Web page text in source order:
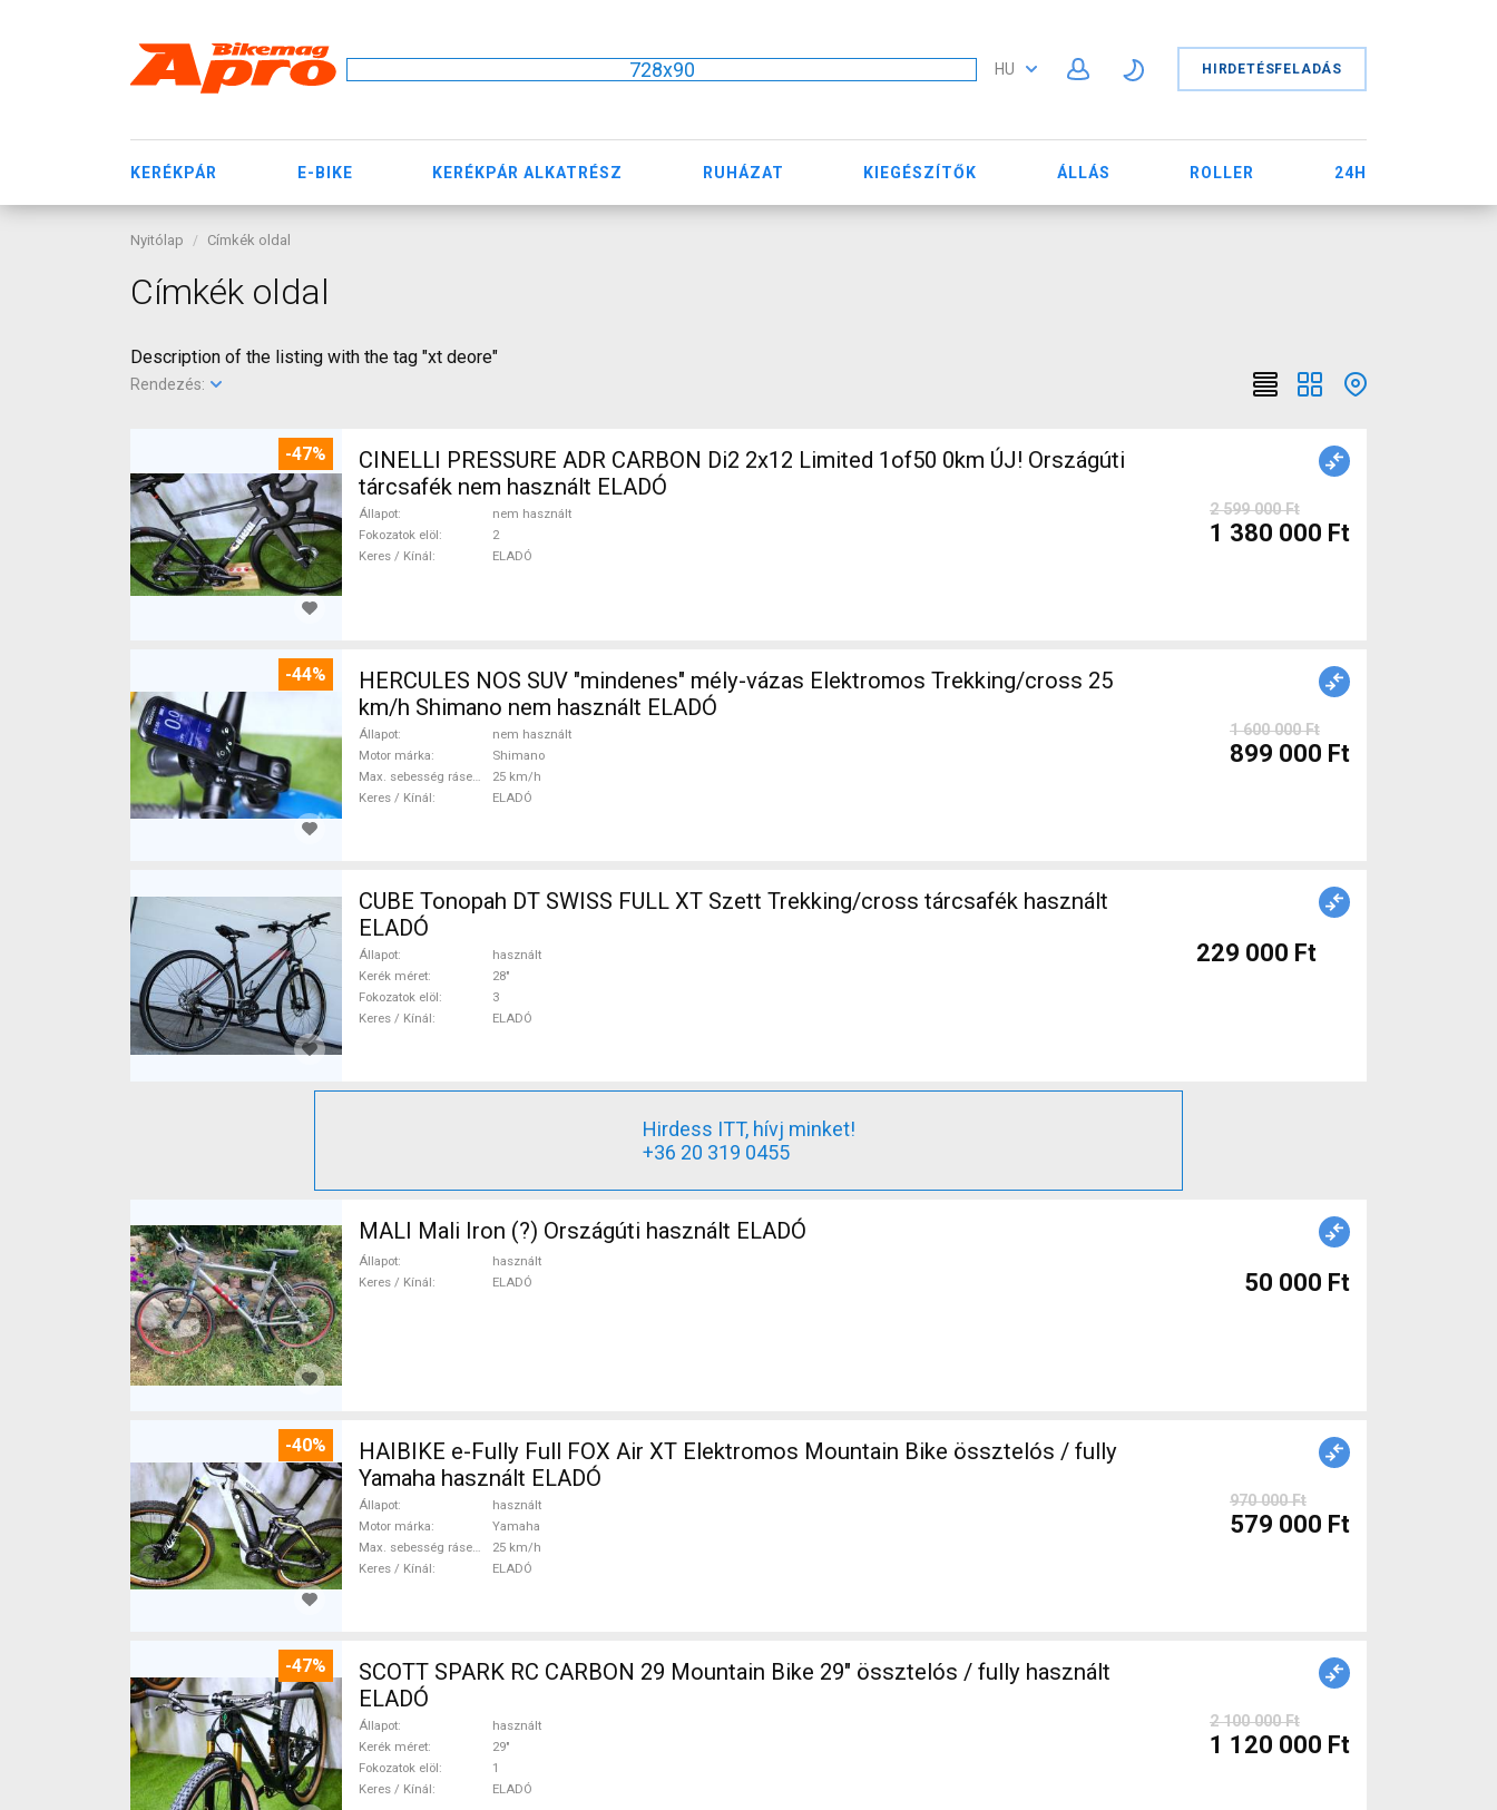
728x90 HU HIRDETÉSFELADÁS
KERÉKPÁR E-BIKE KERÉKPÁR ALKATRÉSZ RUHÁZAT KIEGÉSZÍTŐK ÁLLÁS ROLLER 24H
Nyitólap Címkék oldal
Címkék oldal
Description of the listing with the tag "xt deore"
Rendezés:
-47%
CINELLI PRESSURE ADR CARBON Di2 2x12 Limited 1of50 0km ÚJ! Országúti
tárcsafék nem használt ELADÓ
Állapot
nem használt
Fokozatok elöl
2
Keres / Kínál
ELADÓ
2 599 000 Ft
1 380 000 Ft
-44%
HERCULES NOS SUV "mindenes" mély-vázas Elektromos Trekking/cross 25
km/h Shimano nem használt ELADÓ
Állapot
nem használt
Motor márka
Shimano
Max. sebesség rásegítéssel
25 km/h
Keres / Kínál
ELADÓ
1 600 000 Ft
899 000 Ft
CUBE Tonopah DT SWISS FULL XT Szett Trekking/cross tárcsafék használt
ELADÓ
Állapot
használt
Kerék méret
28"
Fokozatok elöl
3
Keres / Kínál
ELADÓ
229 000 Ft
Hirdess ITT, hívj minket!
+36 20 319 0455
MALI Mali Iron (?) Országúti használt ELADÓ
Állapot
használt
Keres / Kínál
ELADÓ 50 000 Ft
-40%
HAIBIKE e-Fully Full FOX Air XT Elektromos Mountain Bike össztelós / fully
Yamaha használt ELADÓ
Állapot
használt
Motor márka
Yamaha
Max. sebesség rásegítéssel
25 km/h
Keres / Kínál
ELADÓ
970 000 Ft
579 000 Ft
-47%
SCOTT SPARK RC CARBON 29 Mountain Bike 29" össztelós / fully használt
ELADÓ
Állapot
használt
Kerék méret
29"
Fokozatok elöl
1
Keres / Kínál
ELADÓ
2 100 000 Ft
1 120 000 Ft